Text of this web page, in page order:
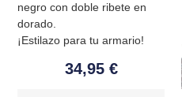
negro con doble ribete en
dorado.
¡Estilazo para tu armario!
34,95€